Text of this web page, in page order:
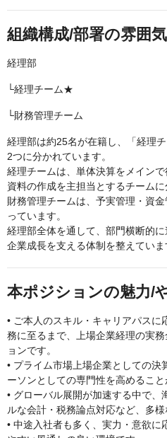
組織構成/部署の雰囲気
経理部
└経理チーム★
└財務管理チーム
経理部は約25名が在籍し、「経理
2つに分かれています。
経理チームは、単体決算をメイン
資料の作成を主担当とするチームに
財務管理チームは、予実管理・資
っています。
経理部全体を通して、部門横断的
企業成長を支える体制を整えていま
本ポジションの魅力/
• ご本人のスキル・キャリアパス
務に至るまで、上場企業経理の実
ョンです。
• プライム市場上場企業としての
ーソンとしての専門性を高めるこ
• グローバル展開が加速する中で
ルな会計・税務論点対応など、多
• 中途入社者も多く、実力・意欲に